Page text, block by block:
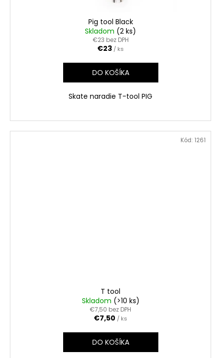
Pig tool Black
Skladom (2 ks)
€23 bez DPH
€23 / ks
DO KOŠÍKA
Skate naradie T-tool PIG
T tool
Skladom (>10 ks)
€7,50 bez DPH
€7,50 / ks
DO KOŠÍKA
Kód: 1261